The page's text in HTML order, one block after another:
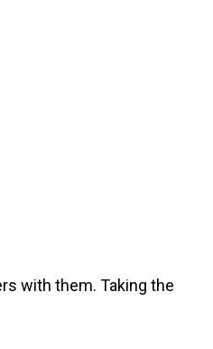
with them. Taking the